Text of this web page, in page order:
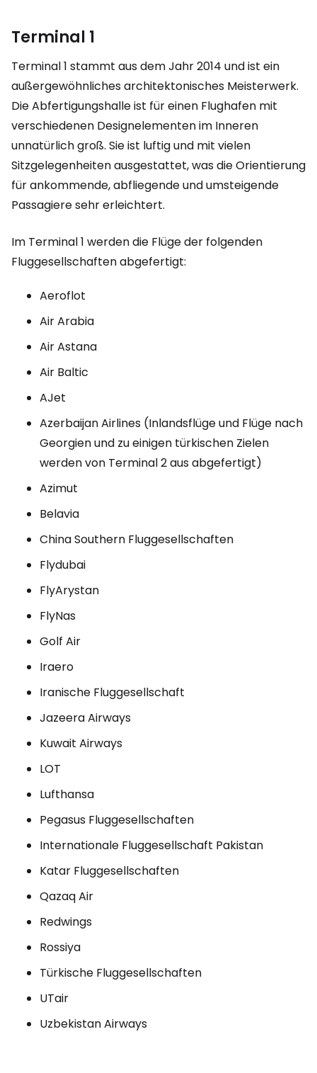
Terminal 1
Terminal 1 stammt aus dem Jahr 2014 und ist ein
außergewöhnliches architektonisches Meisterwerk.
Die Abfertigungshalle ist für einen Flughafen mit
verschiedenen Designelementen im Inneren
unnatürlich groß. Sie ist luftig und mit vielen
Sitzgelegenheiten ausgestattet, was die Orientierung
für ankommende, abfliegende und umsteigende
Passagiere sehr erleichtert.
Im Terminal 1 werden die Flüge der folgenden
Fluggesellschaften abgefertigt:
Aeroflot
Air Arabia
Air Astana
Air Baltic
AJet
Azerbaijan Airlines (Inlandsflüge und Flüge nach
Georgien und zu einigen türkischen Zielen
werden von Terminal 2 aus abgefertigt)
Azimut
Belavia
China Southern Fluggesellschaften
Flydubai
FlyArystan
FlyNas
Golf Air
Iraero
Iranische Fluggesellschaft
Jazeera Airways
Kuwait Airways
LOT
Lufthansa
Pegasus Fluggesellschaften
Internationale Fluggesellschaft Pakistan
Katar Fluggesellschaften
Qazaq Air
Redwings
Rossiya
Türkische Fluggesellschaften
UTair
Uzbekistan Airways